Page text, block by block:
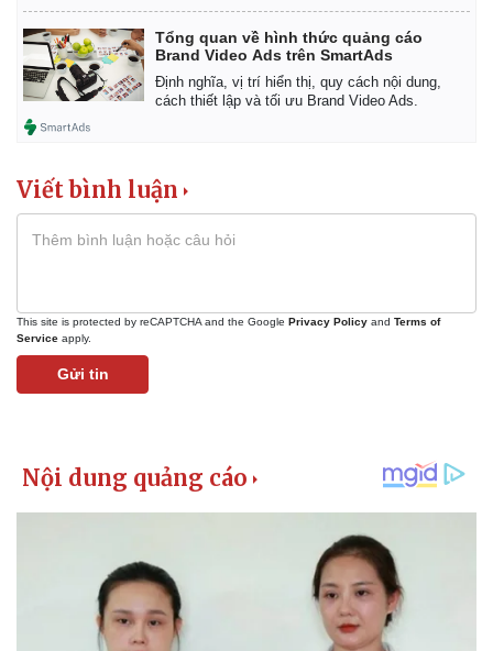
Infographic
Tổng quan về hình thức quảng cáo
Brand Video Ads trên SmartAds
Định nghĩa, vị trí hiển thị, quy cách nội dung,
cách thiết lập và tối ưu Brand Video Ads.
Viết bình luận
This site is protected by reCAPTCHA and the Google Privacy Policy and Terms of
Service apply.
Gửi tin